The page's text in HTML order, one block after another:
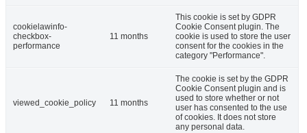
cookielawinfo-
checkbox-
performance
11 months
This cookie is set by GDPR
Cookie Consent plugin. The
cookie is used to store the user
consent for the cookies in the
category "Performance".
viewed_cookie_policy 11 months
The cookie is set by the GDPR
Cookie Consent plugin and is
used to store whether or not
user has consented to the use
of cookies. It does not store
any personal data.